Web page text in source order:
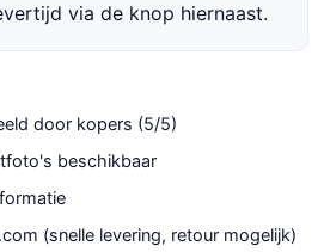
via de knop hiernaast.
door kopers (5/5)
beschikbaar
(snelle levering, retour mogelijk)